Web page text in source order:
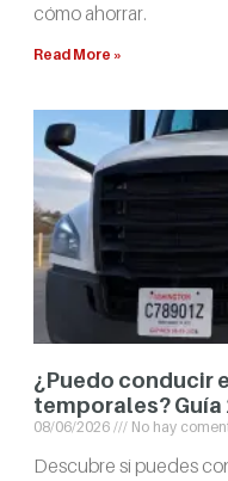
cómo ahorrar.
Read More »
¿Puedo conducir
temporales? Guía
08/06/2026 No hay
Descubre si puedes